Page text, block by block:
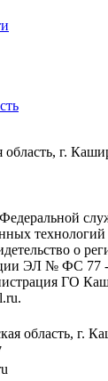
область, г.
о
ЭЛ № ФС 77 -
ГО
область, г.